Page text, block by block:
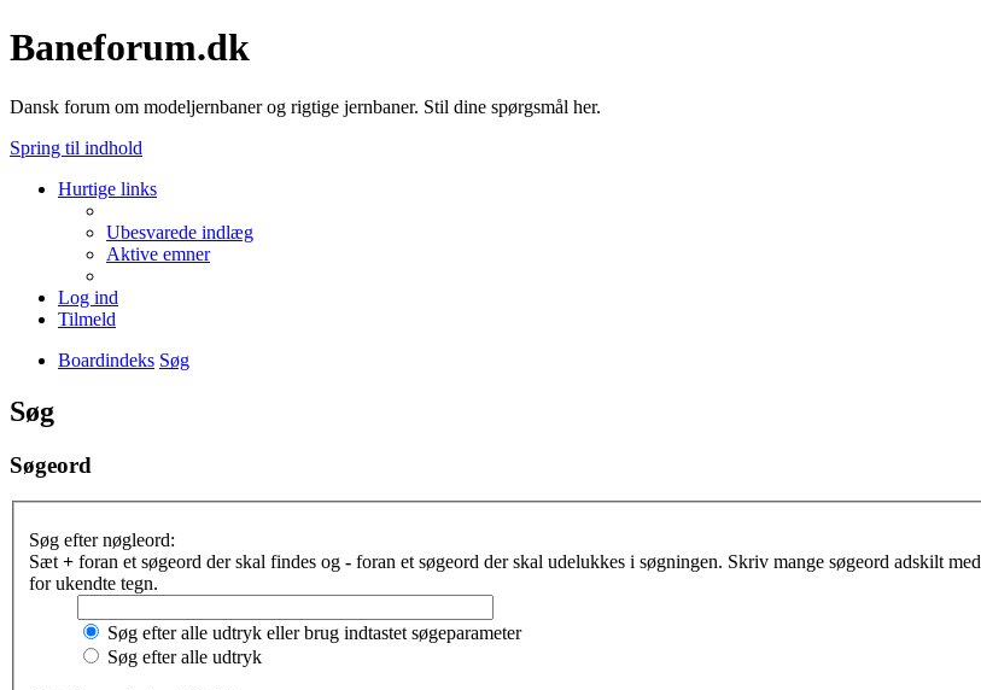
Baneforum.dk
Dansk forum om modeljernbaner og rigtige jernbaner. Stil dine spørgsmål her.
Spring til indhold
Hurtige links
Ubesvarede indlæg
Aktive emner
Log ind
Tilmeld
Boardindeks Søg
Søg
Søgeord
Søg efter nøgleord:
Sæt + foran et søgeord der skal findes og - foran et søgeord der skal udelukkes i søgningen. Skriv mange søgeord adskilt med
for ukendte tegn.
Søg efter alle udtryk eller brug indtastet søgeparameter
Søg efter alle udtryk